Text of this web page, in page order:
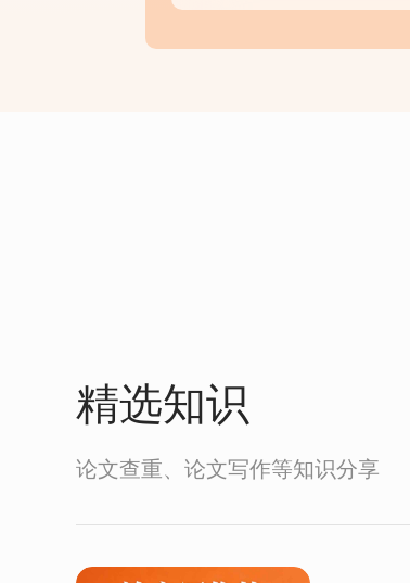
精选知识
论文查重、论文写作等知识分享